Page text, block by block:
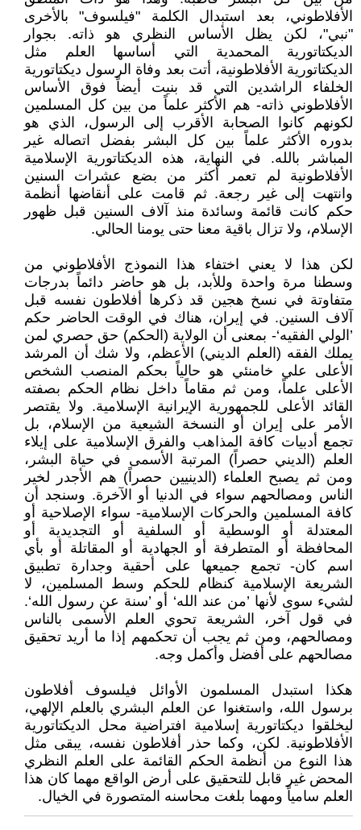
الأفلاطوني، بعد استبدال الكلمة "فيلسوف" بالأخرى
"نبي"، لكن يظل الأساس النظري هو ذاته. بجوار
الديكتاتورية المحمدية التي أساسها العلم مثل
الديكتاتورية الأفلاطونية، أتت بعد وفاة الرسول ديكتاتورية
الخلفاء الراشدين التي قد بنيت أيضاً فوق الأساس
الأفلاطوني ذاته- هم الأكثر علماً من بين كل المسلمين
لكونهم كانوا الصحابة الأقرب إلى الرسول، الذي هو
بدوره الأكثر علماً بين كل البشر بفضل اتصاله غير
المباشر بالله. في النهاية، هذه الديكتاتورية الإسلامية
الأفلاطونية لم تعمر أكثر من بضع عشرات السنين
وانتهت إلى غير رجعة. ثم قامت على أنقاضها أنظمة
حكم كانت قائمة وسائدة منذ آلاف السنين قبل ظهور
الإسلام، ولا تزال باقية معنا حتى يومنا الحالي.
لكن هذا لا يعني اختفاء هذا النموذج الأفلاطوني من
وسطنا مرة واحدة وللأبد، بل هو حاضر دائماً بدرجات
متفاوتة في نسخ هجين قد ذكرها أفلاطون نفسه قبل
آلاف السنين. في إيران، هناك في الوقت الحاضر حكم
’الولي الفقيه‘- بمعنى أن الولاية (الحكم) حق حصري لمن
يملك الفقه (العلم الديني) الأعظم، ولا شك أن المرشد
الأعلى علي خامنئي هو حالياً بحكم المنصب الشخص
الأعلى علماً، ومن ثم مقاماً داخل نظام الحكم بصفته
القائد الأعلى للجمهورية الإيرانية الإسلامية. ولا يقتصر
الأمر على إيران أو النسخة الشيعية من الإسلام، بل
تجمع أدبيات كافة المذاهب والفرق الإسلامية على إيلاء
العلم (الديني حصراً) المرتبة الأسمى في حياة البشر،
ومن ثم يصبح العلماء (الدينيين حصراً) هم الأجدر لخير
الناس ومصالحهم سواء في الدنيا أو الآخرة. وسنجد أن
كافة المسلمين والحركات الإسلامية- سواء الإصلاحية أو
المعتدلة أو الوسطية أو السلفية أو التجديدية أو
المحافظة أو المتطرفة أو الجهادية أو المقاتلة أو بأي
اسم كان- تجمع جميعها على أحقية وجدارة تطبيق
الشريعة الإسلامية كنظام للحكم وسط المسلمين، لا
لشيء سوى لأنها ’من عند الله‘ أو ’سنة عن رسول الله‘.
في قول آخر، الشريعة تحوي العلم الأسمى بالناس
ومصالحهم، ومن ثم يجب أن تحكمهم إذا ما أريد تحقيق
مصالحهم على أفضل وأكمل وجه.
هكذا استبدل المسلمون الأوائل فيلسوف أفلاطون
برسول الله، واستغنوا عن العلم البشري بالعلم الإلهي،
ليخلقوا ديكتاتورية إسلامية افتراضية محل الديكتاتورية
الأفلاطونية. لكن، وكما حذر أفلاطون نفسه، يبقى مثل
هذا النوع من أنظمة الحكم القائمة على العلم النظري
المحض غير قابل للتحقيق على أرض الواقع مهما كان هذا
العلم سامياً ومهما بلغت محاسنه المتصورة في الخيال.